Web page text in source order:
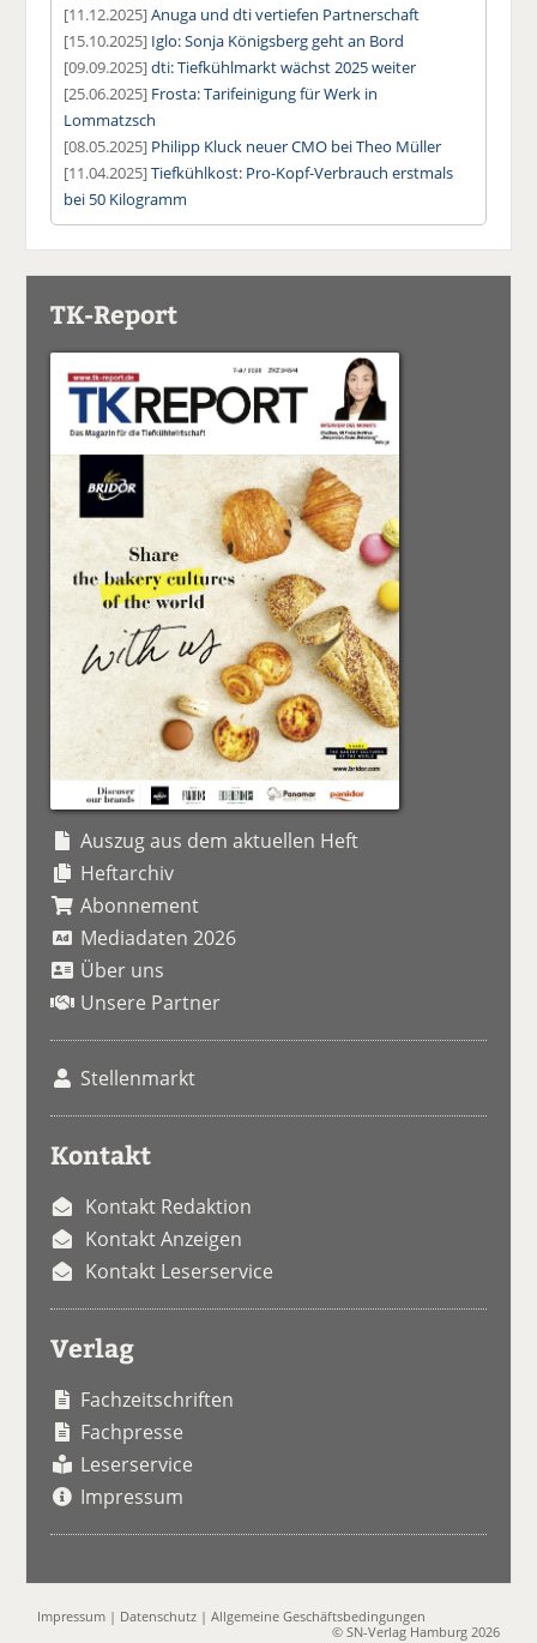
[11.12.2025]Anuga und dti vertiefen Partnerschaft
[15.10.2025] Iglo: Sonja Königsberg geht an Bord
[09.09.2025]dti: Tiefkühlmarkt wächst 2025 weiter
[25.06.2025] Frosta: Tarifeinigung für Werk in
Lommatzsch
[08.05.2025] Philipp Kluck neuer CMO bei Theo Müller
[11.04.2025]Tiefkühlkost: Pro-Kopf-Verbrauch erstmals
bei 50 Kilogramm
TK-Report
Auszug aus dem aktuellen Heft
Heftarchiv
Abonnement
Mediadaten 2026
Über uns
Unsere Partner
Stellenmarkt
Kontakt
Kontakt Redaktion
Kontakt Anzeigen
Kontakt Leserservice
Verlag
Fachzeitschriften
Fachpresse
Leserservice
Impressum
Impressum | Datenschutz |Allgemeine Geschäftsbedingungen
© SN-Verlag Hamburg 2026